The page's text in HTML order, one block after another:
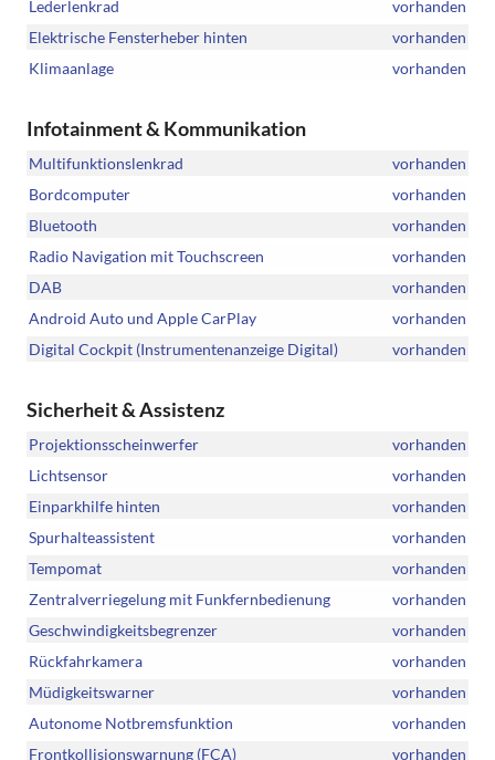
Lederlenkrad
vorhanden
Elektrische Fensterheber hinten
vorhanden
Klimaanlage
vorhanden
Infotainment & Kommunikation
Multifunktionslenkrad
vorhanden
Bordcomputer
vorhanden
Bluetooth
vorhanden
Radio Navigation mit Touchscreen
vorhanden
DAB
vorhanden
Android Auto und Apple CarPlay
vorhanden
Digital Cockpit (Instrumentenanzeige Digital)
vorhanden
Sicherheit & Assistenz
Projektionsscheinwerfer
vorhanden
Lichtsensor
vorhanden
Einparkhilfe hinten
vorhanden
Spurhalteassistent
vorhanden
Tempomat
vorhanden
Zentralverriegelung mit Funkfernbedienung
vorhanden
Geschwindigkeitsbegrenzer
vorhanden
Rückfahrkamera
vorhanden
Müdigkeitswarner
vorhanden
Autonome Notbremsfunktion
vorhanden
Frontkollisionswarnung (FCA)
vorhanden